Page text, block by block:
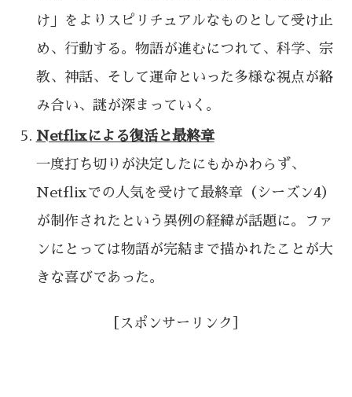
け」をよりスピリチュアルなものとして受け止
め、行動する。物語が進むにつれて、科学、宗
教、神話、そして運命といった多様な視点が絡
み合い、謎が深まっていく。
Netflixによる復活と最終章
一度打ち切りが決定したにもかかわらず、
Netflixでの人気を受けて最終章（シーズン4）
が制作されたという異例の経緯が話題に。ファ
ンにとっては物語が完結まで描かれたことが大
きな喜びであった。
［スポンサーリンク］